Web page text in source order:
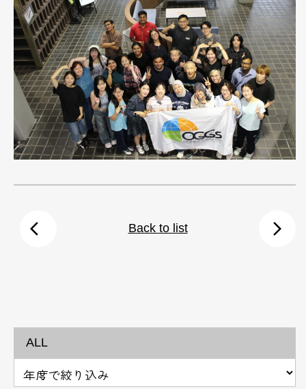
arrow_back_ios Back to list arrow_forward_ios
ALL